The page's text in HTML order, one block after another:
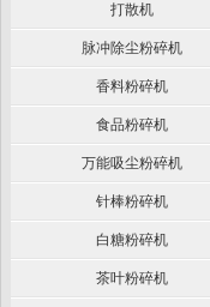
打散机
脉冲除尘粉碎机
香料粉碎机
食品粉碎机
万能吸尘粉碎机
针棒粉碎机
白糖粉碎机
茶叶粉碎机